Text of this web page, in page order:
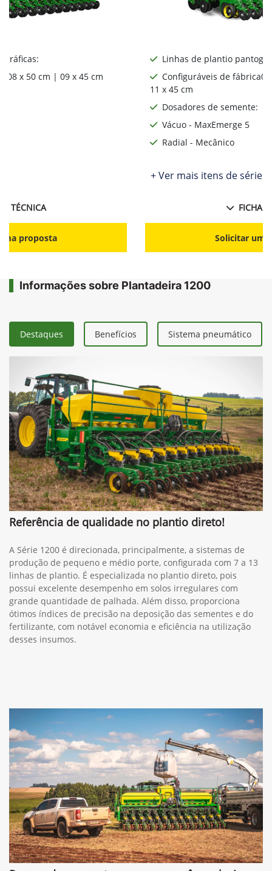
x 50 cm | 09 x 45 cm
TÉCNICA
proposta
Linhas de plantio
Configuráveis de
11 x 45 cm
Dosadores de semente:
Vácuo - MaxEmerge 5
Radial - Mecânico
+ Ver mais itens de série
FICHA
Solicitar
Informações sobre Plantadeira 1200
Destaques Benefícios Sistema pneumático
Referência de qualidade no plantio direto!
A Série 1200 é direcionada, principalmente, a sistemas de
produção de pequeno e médio porte, configurada com 7 a 13
linhas de plantio. É especializada no plantio direto, pois
possui excelente desempenho em solos irregulares com
grande quantidade de palhada. Além disso, proporciona
ótimos índices de precisão na deposição das sementes e do
fertilizante, com notável economia e eficiência na utilização
desses insumos.